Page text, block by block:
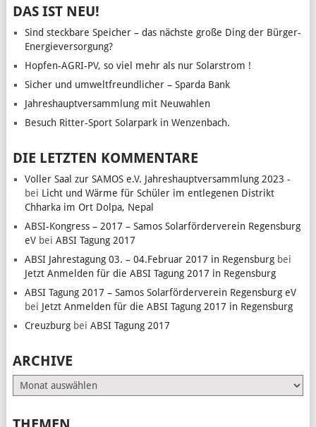
DAS IST NEU!
Sind steckbare Speicher – das nächste große Ding der Bürger-
Energieversorgung?
Hopfen-AGRI-PV, so viel mehr als nur Solarstrom !
Sicher und umweltfreundlicher – Sparda Bank
Jahreshauptversammlung mit Neuwahlen
Besuch Ritter-Sport Solarpark in Wenzenbach.
DIE LETZTEN KOMMENTARE
Voller Saal zur SAMOS e.V. Jahreshauptversammlung 2023 -
bei Licht und Wärme für Schüler im entlegenen Distrikt
Chharka im Ort Dolpa, Nepal
ABSI-Kongress – 2017 – Samos Solarförderverein Regensburg
eVbei ABSI Tagung 2017
ABSI Jahrestagung 03. – 04.Februar 2017 in Regensburgbei
Jetzt Anmelden für die ABSI Tagung 2017 in Regensburg
ABSI Tagung 2017 – Samos Solarförderverein Regensburg eV
bei Jetzt Anmelden für die ABSI Tagung 2017 in Regensburg
Creuzburgbei ABSI Tagung 2017
ARCHIVE
Archive